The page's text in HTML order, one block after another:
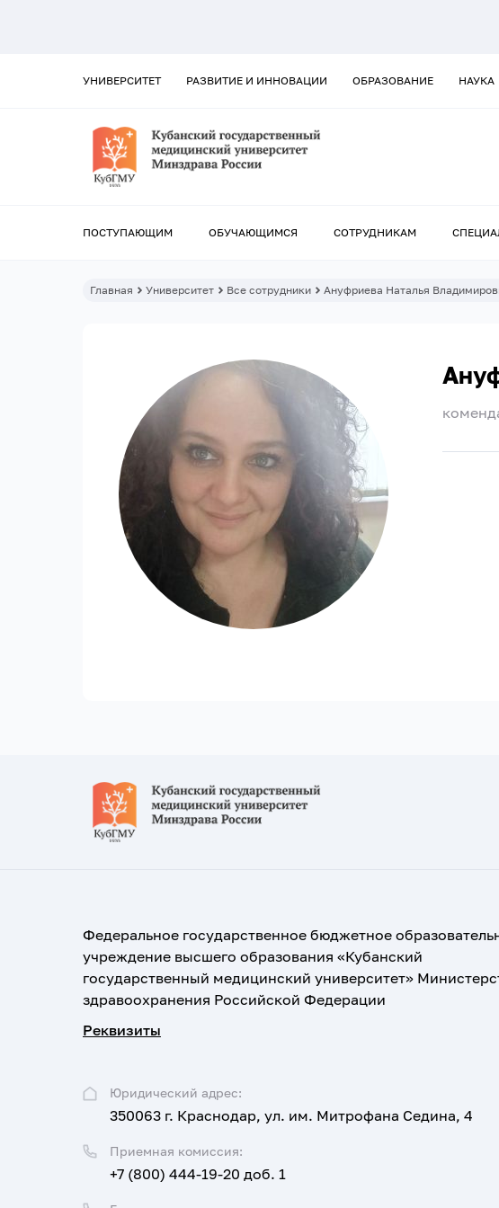
УНИВЕРСИТЕТ РАЗВИТИЕ И ИННОВАЦИИ ОБРАЗОВАНИЕ НАУКА
ПОСТУПАЮЩИМ ОБУЧАЮЩИМСЯ СОТРУДНИКАМ
Главная Университет Все сотрудники Ануфриева Наталья
Федеральное государственное бюджетное
учреждение высшего образования «Кубанский
государственный медицинский университет»
здравоохранения Российской Федерации
Реквизиты
Юридический адрес:
350063 г. Краснодар, ул. им. Митрофана Седина, 4
Приемная комиссия:
+7 (800) 444-19-20 доб. 1